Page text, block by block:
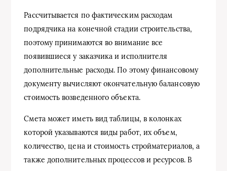
Рассчитывается по фактическим расходам
подрядчика на конечной стадии строительства,
поэтому принимаются во внимание все
появившиеся у заказчика и исполнителя
дополнительные расходы. По этому финансовому
документу вычисляют окончательную балансовую
стоимость возведенного объекта.
Смета может иметь вид таблицы, в колонках
которой указываются виды работ, их объем,
количество, цена и стоимость стройматериалов, а
также дополнительных процессов и ресурсов. В